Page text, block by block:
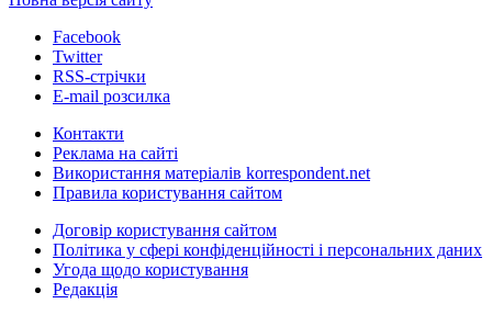
Facebook
Twitter
RSS-стрічки
E-mail розсилка
Контакти
Реклама на сайті
Використання матеріалів korrespondent.net
Правила користування сайтом
Договір користування сайтом
Політика у сфері конфіденційності і персональних даних
Угода щодо користування
Редакція